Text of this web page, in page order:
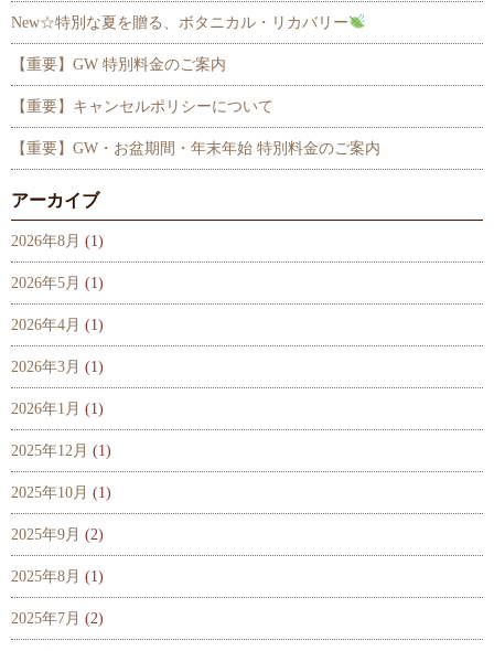
New☆特別な夏を贈る、ボタニカル・リカバリー
【重要】GW 特別料金のご案内
【重要】キャンセルポリシーについて
【重要】GW・お盆期間・年末年始 特別料金のご案内
アーカイブ
2026年8月 (1)
2026年5月 (1)
2026年4月 (1)
2026年3月 (1)
2026年1月 (1)
2025年12月 (1)
2025年10月 (1)
2025年9月 (2)
2025年8月 (1)
2025年7月 (2)